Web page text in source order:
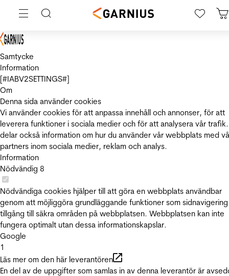
Samtycke
Information
[#IABV2SETTINGS#]
Om
Denna sida använder cookies
Vi använder cookies för att anpassa innehåll och annonser, för att
leverera funktioner i sociala medier och för att analysera vår
delar också information om hur du använder vår webbplats med
partners inom sociala medier, reklam och analys.
Information
Nödvändig 8
Nödvändiga cookies hjälper till att göra en webbplats användbar
genom att möjliggöra grundläggande funktioner som
tillgång till säkra områden på webbplatsen. Webbplatsen kan inte
fungera optimalt utan dessa informationskapslar.
Google
1
Läs mer om den här leverantören
En del av de uppgifter som samlas in av denna leverantör är